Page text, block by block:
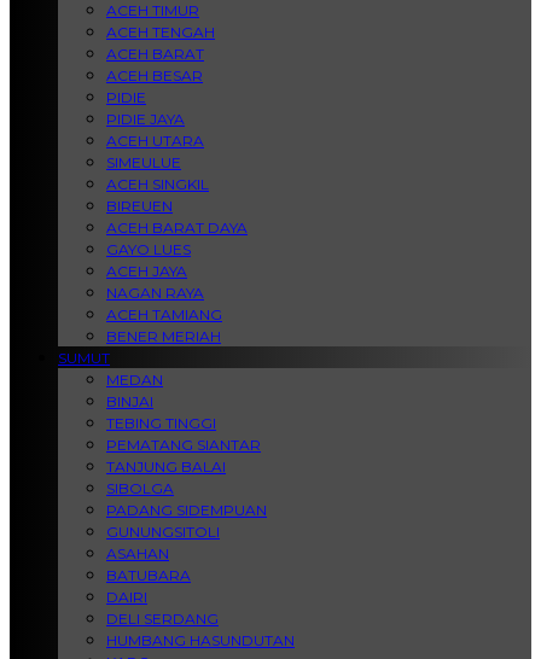
ACEH TIMUR
ACEH TENGAH
ACEH BARAT
ACEH BESAR
PIDIE
PIDIE JAYA
ACEH UTARA
SIMEULUE
ACEH SINGKIL
BIREUEN
ACEH BARAT DAYA
GAYO LUES
ACEH JAYA
NAGAN RAYA
ACEH TAMIANG
BENER MERIAH
SUMUT
MEDAN
BINJAI
TEBING TINGGI
PEMATANG SIANTAR
TANJUNG BALAI
SIBOLGA
PADANG SIDEMPUAN
GUNUNGSITOLI
ASAHAN
BATUBARA
DAIRI
DELI SERDANG
HUMBANG HASUNDUTAN